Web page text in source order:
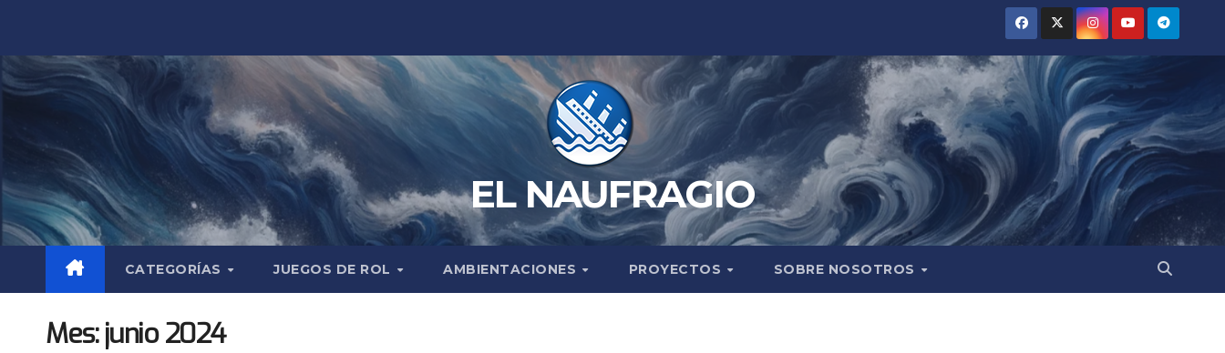
contenido
EL NAUFRAGIO
CATEGORÍAS JUEGOS DE ROL AMBIENTACIONES PROYECTOS SOBRE NOSOTROS
Mes:junio 2024